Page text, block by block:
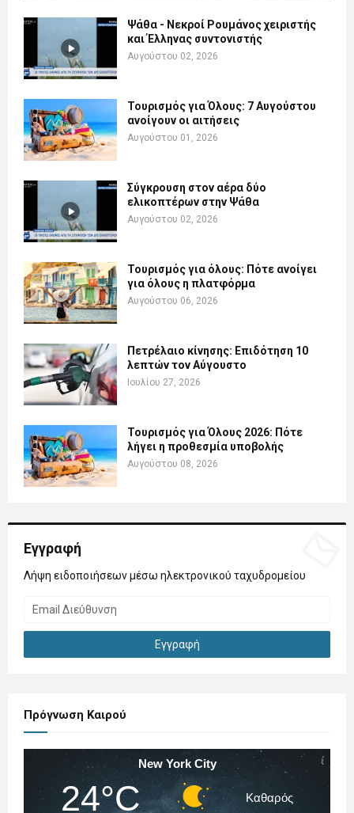
Ψάθα - Νεκροί Ρουμάνος χειριστής
και Έλληνας συντονιστής
Αυγούστου 02, 2026
Τουρισμός για Όλους: 7 Αυγούστου
ανοίγουν οι αιτήσεις
Αυγούστου 01, 2026
Σύγκρουση στον αέρα δύο
ελικοπτέρων στην Ψάθα
Αυγούστου 02, 2026
Τουρισμός για όλους: Πότε ανοίγει
για όλους η πλατφόρμα
Αυγούστου 06, 2026
Πετρέλαιο κίνησης: Επιδότηση 10
λεπτών τον Αύγουστο
Ιουλίου 27, 2026
Τουρισμός για Όλους 2026: Πότε
λήγει η προθεσμία υποβολής
Αυγούστου 08, 2026
Εγγραφή
Λήψη ειδοποιήσεων μέσω ηλεκτρονικού ταχυδρομείου
Πρόγνωση Καιρού
New York City
24°C Καθαρός